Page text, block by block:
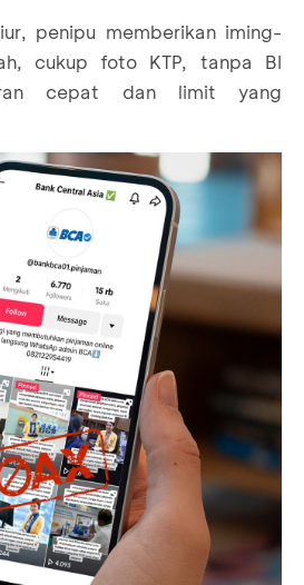
penipu memberikan iming-
cukup foto KTP, tanpa BI
cepat dan limit yang